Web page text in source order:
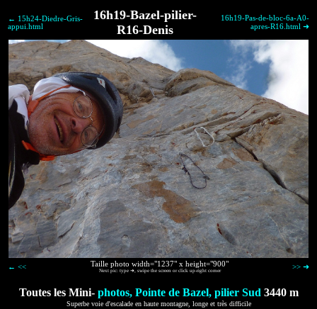
← 15h24-Diedre-Gris-
appui.html
16h19-Bazel-pilier-
R16-Denis
16h19-Pas-de-bloc-6a-A0-
apres-R16.html ➜
← << Taille photo width="1237" x height="900"
Next pic: type ➜, swipe the screen or click up-right corner >> ➜
Toutes les Mini- photos, Pointe de Bazel, pilier Sud 3440 m
Superbe voie d'escalade en haute montagne, longe et très difficile